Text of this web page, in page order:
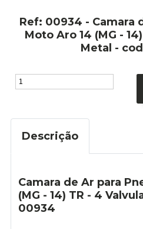
Ref: 00934 - Camara
Moto Aro 14 (MG -
Metal -
Descrição
Camara de Ar para
(MG - 14) TR - 4
00934